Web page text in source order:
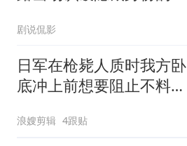
剧说侃影
日军在枪毙人质时我方卧
底冲上前想要阻止不料最
浪嫂剪辑 4跟贴